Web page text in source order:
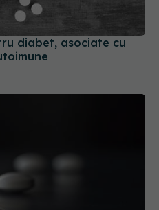
utilizarea aspirinei dacă